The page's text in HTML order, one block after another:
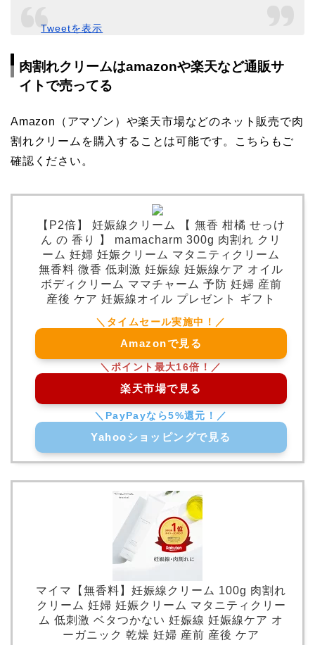
Tweetを表示
肉割れクリームはamazonや楽天など通販サ
イトで売ってる
Amazon（アマゾン）や楽天市場などのネット販売で肉
割れクリームを購入することは可能です。こちらもご
確認ください。
【P2倍】 妊娠線クリーム 【 無香 柑橘 せっけ
ん の 香り 】 mamacharm 300g 肉割れ クリ
ーム 妊婦 妊娠クリーム マタニティクリーム
無香料 微香 低刺激 妊娠線 妊娠線ケア オイル
ボディクリーム ママチャーム 予防 妊婦 産前
産後 ケア 妊娠線オイル プレゼント ギフト
Amazonで見る
楽天市場で見る
Yahooショッピングで見る
マイマ【無香料】妊娠線クリーム 100g 肉割れ
クリーム 妊婦 妊娠クリーム マタニティクリー
ム 低刺激 ベタつかない 妊娠線 妊娠線ケア オ
ーガニック 乾燥 妊婦 産前 産後 ケア